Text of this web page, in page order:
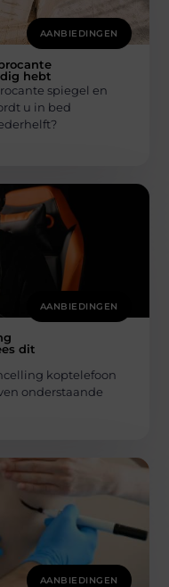
AANBIEDINGEN
hebt
spiegel en
u in bed
AANBIEDINGEN
dit
koptelefoon
onderstaande
AANBIEDINGEN